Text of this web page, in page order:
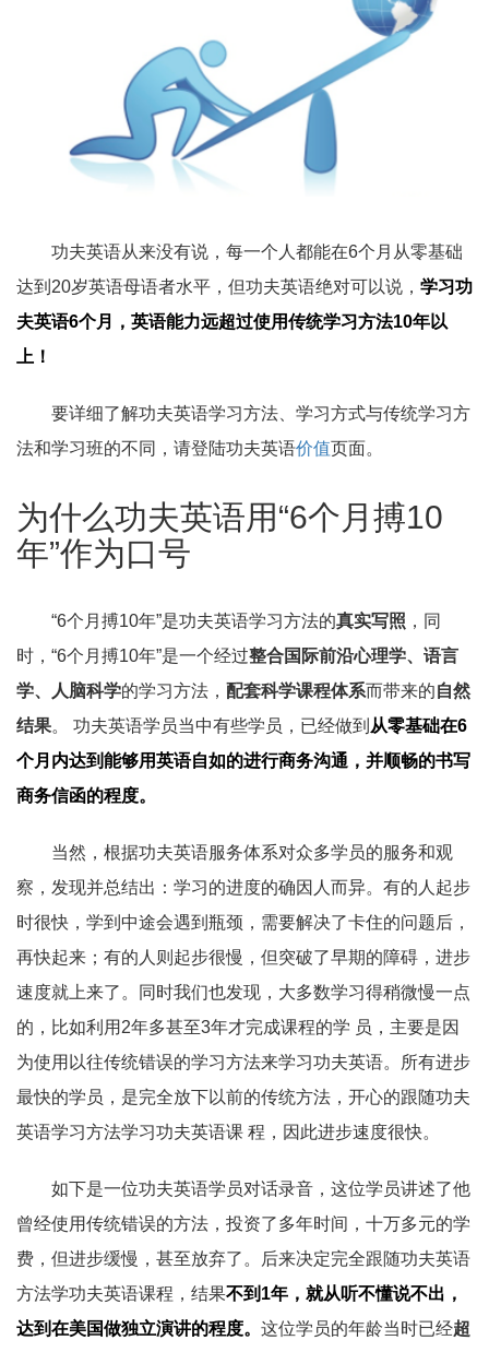
功夫英语从来没有说，每一个人都能在6个月从零基础
达到20岁英语母语者水平，但功夫英语绝对可以说， 学习功
夫英语6个月，英语能力远超过使用传统学习方法10年以
上！
要详细了解功夫英语学习方法、学习方式与传统学习方
法和学习班的不同，请登陆功夫英语价值页面。
为什么功夫英语用“6个月搏10
年”作为口号
“6个月搏10年”是功夫英语学习方法的真实写照 ，同
时，“6个月搏10年”是一个经过整合国际前沿心理学、语言
学、人脑科学的学习方法， 配套科学课程体系而带来的自然
结果。 功夫英语学员当中有些学员，已经做到 从零基础在6
个月内达到能够用英语自如的进行商务沟通，并顺畅的书写
商务信函的程度。
当然，根据功夫英语服务体系对众多学员的服务和观
察，发现并总结出：学习的进度的确因人而异。有的人起步
时很快，学到中途会遇到瓶颈，需要解决了卡住的问题后，
再快起来；有的人则起步很慢，但突破了早期的障碍，进步
速度就上来了。同时我们也发现，大多数学习得稍微慢一点
的，比如利用2年多甚至3年才完成课程的学 员，主要是因
为使用以往传统错误的学习方法来学习功夫英语。所有进步
最快的学员，是完全放下以前的传统方法，开心的跟随功夫
英语学习方法学习功夫英语课 程，因此进步速度很快。
如下是一位功夫英语学员对话录音，这位学员讲述了他
曾经使用传统错误的方法，投资了多年时间，十万多元的学
费，但进步缓慢，甚至放弃了。后来决定完全跟随功夫英语
方法学功夫英语课程，结果不到1年，就从听不懂说不出，
达到在美国做独立演讲的程度。 这位学员的年龄当时已经超